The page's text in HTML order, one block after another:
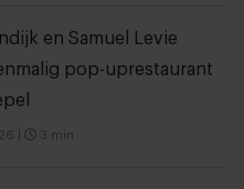
en Samuel Levie
pop-uprestaurant
3 min